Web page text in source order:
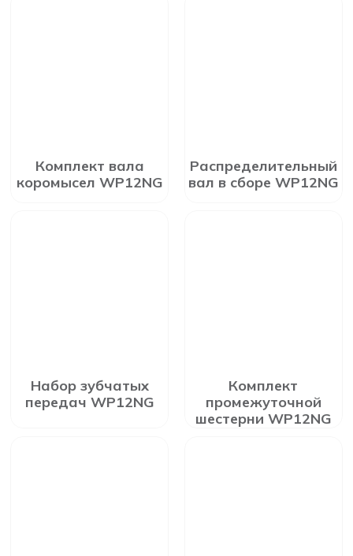
Комплект вала
коромысел WP12NG
Распределительный
вал в сборе WP12NG
Набор зубчатых
передач WP12NG
Комплект
промежуточной
шестерни WP12NG